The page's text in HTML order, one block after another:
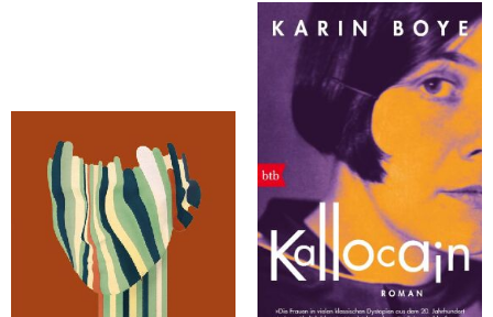
Boye, Karin